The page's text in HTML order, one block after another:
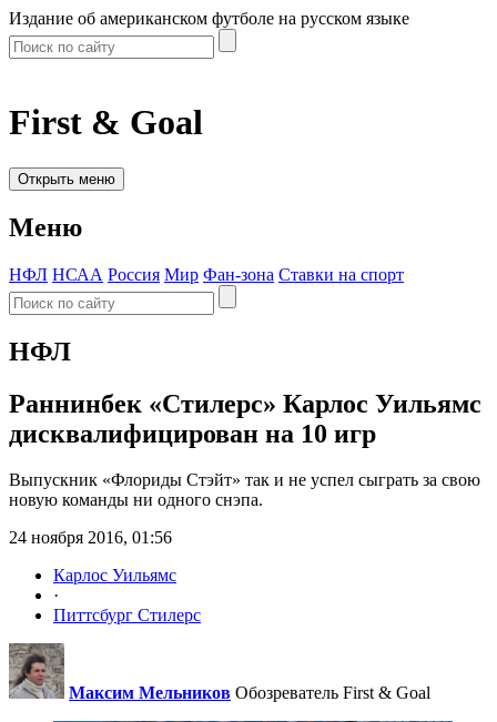
Издание об американском футболе на русском языке
First & Goal
Открыть меню
Меню
НФЛ НСАА Россия Мир Фан-зона Ставки на спорт
НФЛ
Раннинбек «Стилерс» Карлос Уильямс
дисквалифицирован на 10 игр
Выпускник «Флориды Стэйт» так и не успел сыграть за свою
новую команды ни одного снэпа.
24 ноября 2016, 01:56
Карлос Уильямс
·
Питтсбург Стилерс
Максим Мельников Обозреватель First & Goal